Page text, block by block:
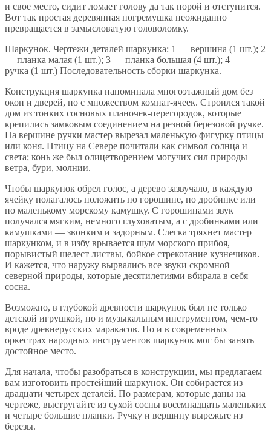
и свое место, сидит ломает голову да так порой и отступится.
Вот так простая деревянная погремушка неожиданно
превращается в замысловатую головоломку.
Шаркунок. Чертежи деталей шаркунка: 1 — вершина (1 шт.); 2
— планка малая (1 шт.); 3 — планка большая (4 шт.); 4 —
ручка (1 шт.) Последовательность сборки шаркунка.
Конструкция шаркунка напоминала многоэтажный дом без
окон и дверей, но с множеством комнат-ячеек. Строился такой
дом из тонких сосновых планочек-перегородок, которые
крепились замковым соединением на резной березовой ручке.
На вершине ручки мастер вырезал маленькую фигурку птицы
или коня. Птицу на Севере почитали как символ солнца и
света; конь же был олицетворением могучих сил природы —
ветра, бури, молнии.
Чтобы шаркунок обрел голос, а дерево зазвучало, в каждую
ячейку полагалось положить по горошине, по дробинке или
по маленькому морскому камушку. С горошинами звук
получался мягким, немного глуховатым, а с дробинками или
камушками — звонким и задорным. Слегка тряхнет мастер
шаркунком, и в избу врывается шум морского прибоя,
порывистый шелест листвы, бойкое стрекотание кузнечиков.
И кажется, что наружу вырвались все звуки скромной
северной природы, которые десятилетиями вбирала в себя
сосна.
Возможно, в глубокой древности шаркунок был не только
детской игрушкой, но и музыкальным инструментом, чем-то
вроде древнерусских маракасов. Но и в современных
оркестрах народных инструментов шаркунок мог бы занять
достойное место.
Для начала, чтобы разобраться в конструкции, мы предлагаем
вам изготовить простейший шаркунок. Он собирается из
двадцати четырех деталей. По размерам, которые даны на
чертеже, выстругайте из сухой сосны восемнадцать маленьких
и четыре большие планки. Ручку и вершину вырежьте из
березы.